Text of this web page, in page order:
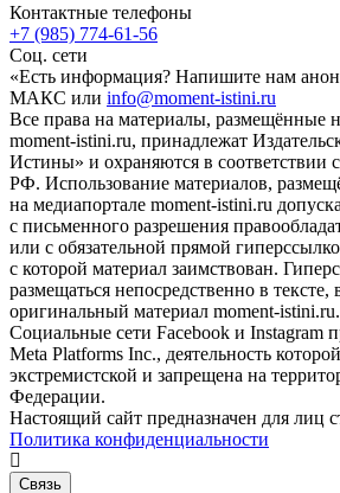
Контактные телефоны
+7 (985) 774-61-56
Соц. сети
«Есть информация? Напишите нам
МАКС или info@moment-istini.ru
Все права на материалы, размещённые
moment-istini.ru, принадлежат
Истины» и охраняются в соответствии
РФ. Использование материалов,
на медиапортале moment-istini.ru
с письменного разрешения
или с обязательной прямой
с которой материал заимствован.
размещаться непосредственно в
оригинальный материал moment-istini.ru.
Социальные сети Facebook и Instagram
Meta Platforms Inc., деятельность
экстремистской и запрещена на
Федерации.
Настоящий сайт предназначен для лиц
Политика конфиденциальности
Связь